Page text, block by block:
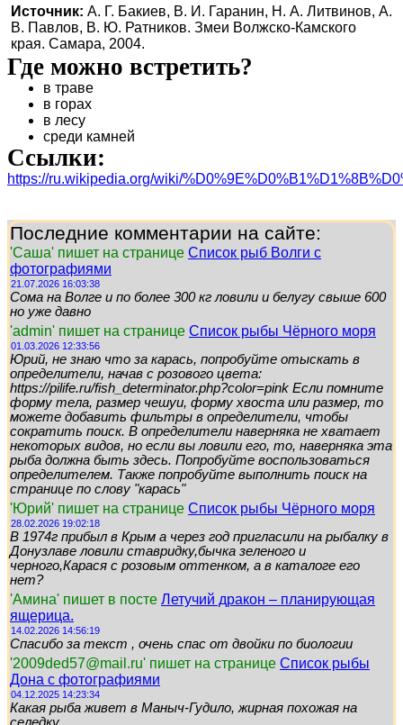
Источник: А. Г. Бакиев, В. И. Гаранин, Н. А. Литвинов, А.
В. Павлов, В. Ю. Ратников. Змеи Волжско-Камского
края. Самара, 2004.
Где можно встретить?
в траве
в горах
в лесу
среди камней
Ссылки:
https://ru.wikipedia.org/wiki/
Последние комментарии на сайте:
'Саша' пишет на странице Список рыб Волги с
фотографиями
21.07.2026 16:03:38
Сома на Волге и по более 300 кг ловили и белугу свыше 600
но уже давно
'admin' пишет на странице Список рыбы Чёрного моря
01.03.2026 12:33:56
Юрий, не знаю что за карась, попробуйте отыскать в
определители, начав с розового цвета:
https://pilife.ru/fish_determinator.php?color=pink Если помните
форму тела, размер чешуи, форму хвоста или размер, то
можете добавить фильтры в определители, чтобы
сократить поиск. В определители наверняка не хватает
некоторых видов, но если вы ловили его, то, наверняка эта
рыба должна быть здесь. Попробуйте воспользоваться
определителем. Также попробуйте выполнить поиск на
странице по слову "карась"
'Юрий' пишет на странице Список рыбы Чёрного моря
28.02.2026 19:02:18
В 1974г прибыл в Крым а через год пригласили на рыбалку в
Донузлаве ловили ставридку,бычка зеленого и
черного,Карася с розовым оттенком, а в каталоге его
нет?
'Амина' пишет в посте Летучий дракон – планирующая
ящерица.
14.02.2026 14:56:19
Спасибо за текст , очень спас от двойки по биологии
'2009ded57@mail.ru' пишет на странице Список рыбы
Дона с фотографиями
04.12.2025 14:23:34
Какая рыба живет в Маныч-Гудило, жирная похожая на
селедку